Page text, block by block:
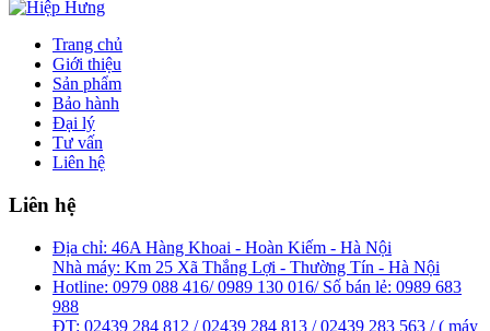
Trang chủ
Giới thiệu
Sản phẩm
Bảo hành
Đại lý
Tư vấn
Liên hệ
Liên hệ
Địa chỉ: 46A Hàng Khoai - Hoàn Kiếm - Hà Nội
Nhà máy: Km 25 Xã Thắng Lợi - Thường Tín - Hà Nội
Hotline: 0979 088 416/ 0989 130 016/ Số bán lẻ: 0989 683
988
ĐT: 02439 284 812 / 02439 284 813 / 02439 283 563 / ( máy